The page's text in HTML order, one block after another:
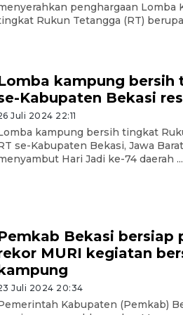
penghargaan Lomba
Rukun Tetangga (RT) berupa
kampung bersih
Kabupaten Bekasi
Juli 2024 22:11
kampung bersih tingkat
se-Kabupaten Bekasi, Jawa
Hari Jadi ke-74 daerah ...
Bekasi bersiap
MURI kegiatan
Juli 2024 20:34
Kabupaten (Pemkab)
Stasiun Bogor
12 Juni 2026 18:49
Pelanggan
sampai 8